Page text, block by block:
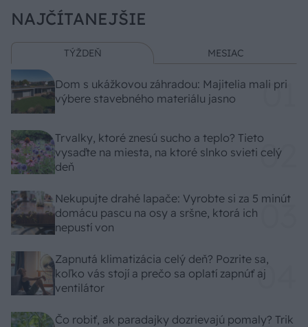
NAJČÍTANEJŠIE
TÝŽDEŇ MESIAC
Dom s ukážkovou záhradou: Majitelia mali pri
výbere stavebného materiálu jasno
Trvalky, ktoré znesú sucho a teplo? Tieto
vysaďte na miesta, na ktoré slnko svieti celý
deň
Nekupujte drahé lapače: Vyrobte si za 5 minút
domácu pascu na osy a sršne, ktorá ich
nepustí von
Zapnutá klimatizácia celý deň? Pozrite sa,
koľko vás stojí a prečo sa oplatí zapnúť aj
ventilátor
Čo robiť, ak paradajky dozrievajú pomaly? Trik